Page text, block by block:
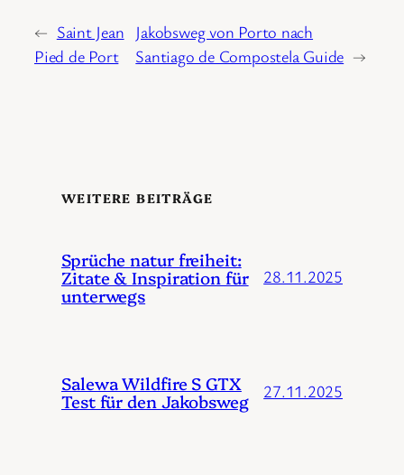
← Saint Jean
Pied de Port
Jakobsweg von Porto nach
Santiago de Compostela Guide →
WEITERE BEITRÄGE
Sprüche natur freiheit:
Zitate & Inspiration für
unterwegs
28.11.2025
Salewa Wildfire S GTX
Test für den Jakobsweg 27.11.2025